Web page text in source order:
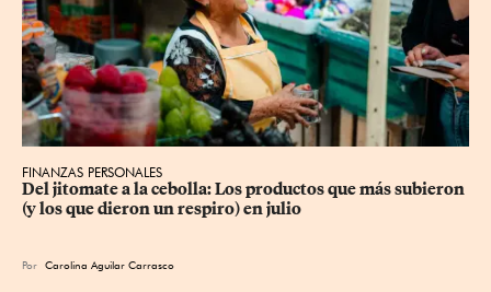
FINANZAS PERSONALES
Del jitomate a la cebolla: Los productos que más subieron
(y los que dieron un respiro) en julio
Por Carolina Aguilar Carrasco